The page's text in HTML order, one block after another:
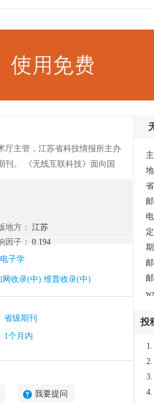
厅主管，江苏省科技情报所主办
刊。 《无线互联科技》面向国
地方：
江苏
因子：
0.194
子学
收录(中) 维普收录(中)
省级期刊
1个月内
我要提问
投
1.
2.
3.
4.